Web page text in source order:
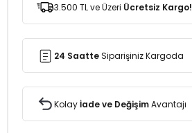
3.500 TL ve Üzeri Ücretsiz Kargo!
24 SaatteSiparişiniz Kargoda
Kolayİade ve DeğişimAvantajı